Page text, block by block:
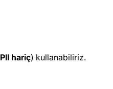
PII hariç) kullanabiliriz.